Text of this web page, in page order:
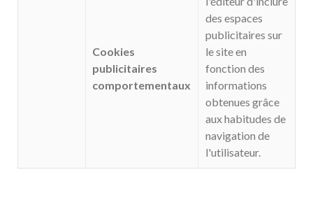
Cookies
publicitaires
comportementaux
des espaces
publicitaires sur
le site en
fonction des
informations
obtenues grâce
aux habitudes de
navigation de
l'utilisateur.